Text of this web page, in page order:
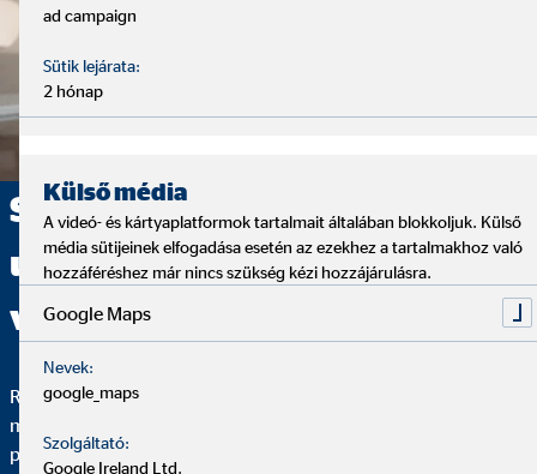
Szeretne szakmailag új
utakon járni? Vágjon bele
velünk új karrierjébe!
Rugalmasság, önrendelkezés és egy olyan kielégítő karrier,
melynek értelme és célja van - ez teszi különlegessé az OVB
pénzügyi tanácsadói feladatot.
ad campaign
Sütik lejárata:
2 hónap
Külső média
A videó- és kártyaplatformok tartalmait általában blokkoljuk. Külső
média sütijeinek elfogadása esetén az ezekhez a tartalmakhoz való
hozzáféréshez már nincs szükség kézi hozzájárulásra.
Google Maps
Nevek:
google_maps
Szolgáltató:
Google Ireland Ltd.